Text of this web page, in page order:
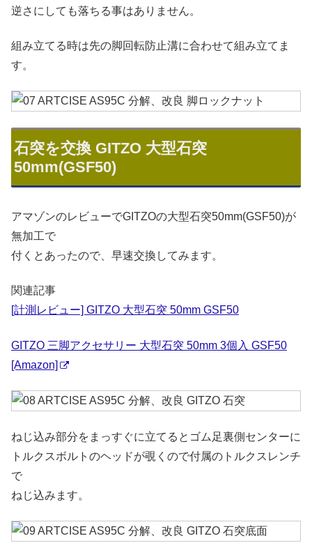
逆さにしても落ちる事はありません。
組み立てる時は先の脚回転防止溝に合わせて組み立てま
す。
石突を交換 GITZO 大型石突
50mm(GSF50)
アマゾンのレビューでGITZOの大型石突50mm(GSF50)が
無加工で
付くとあったので、早速交換してみます。
関連記事
[計測レビュー] GITZO 大型石突 50mm GSF50
GITZO 三脚アクセサリー 大型石突 50mm 3個入 GSF50
[Amazon]
ねじ込み部分をまっすぐに立てるとゴム足裏側センターに
トルクスボルトのヘッドが覗くので付属のトルクスレンチ
で
ねじ込みます。